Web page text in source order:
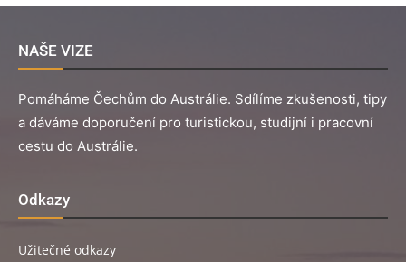
NAŠE VIZE
Pomáháme Čechům do Austrálie. Sdílíme zkušenosti, tipy
a dáváme doporučení pro turistickou, studijní i pracovní
cestu do Austrálie.
Odkazy
Užitečné odkazy